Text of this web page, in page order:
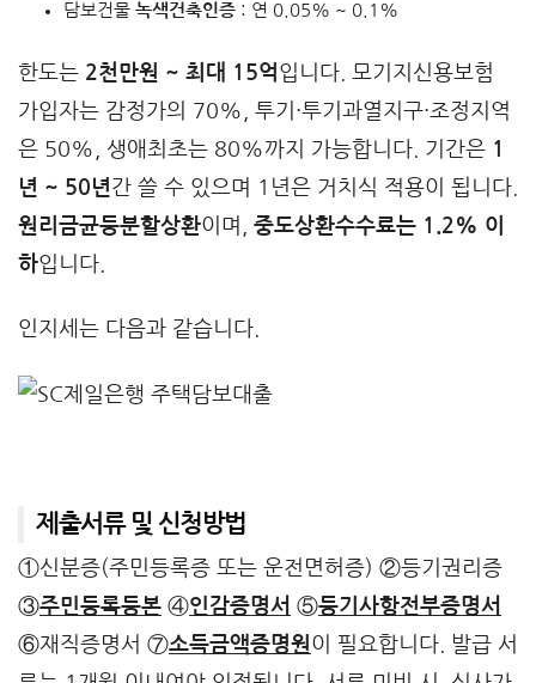
담보건물 녹색건축인증: 연 0.05% ~ 0.1%
한도는 2천만원 ~ 최대 15억입니다. 모기지신용보험
가입자는 감정가의 70%, 투기·투기과열지구·조정지역
은 50%, 생애최초는 80%까지 가능합니다. 기간은 1
년 ~ 50년간 쓸 수 있으며 1년은 거치식 적용이 됩니다.
원리금균등분할상환이며, 중도상환수수료는 1.2% 이
하입니다.
인지세는 다음과 같습니다.
제출서류 및 신청방법
①신분증(주민등록증 또는 운전면허증) ②등기권리증
③주민등록등본 ④인감증명서 ⑤등기사항전부증명서
⑥재직증명서 ⑦소득금액증명원이 필요합니다. 발급 서